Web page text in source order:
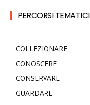
PERCORSI TEMATICI
COLLEZIONARE
CONOSCERE
CONSERVARE
GUARDARE